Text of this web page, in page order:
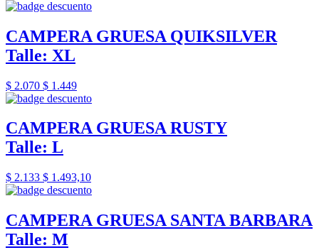
CAMPERA GRUESA QUIKSILVER
Talle: XL
$ 2.070 $ 1.449
CAMPERA GRUESA RUSTY
Talle: L
$ 2.133 $ 1.493,10
CAMPERA GRUESA SANTA BARBARA
Talle: M